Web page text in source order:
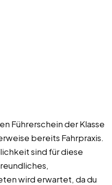
Führerschein der Klasse
bereits Fahrpraxis.
sind für diese
wird erwartet, da du